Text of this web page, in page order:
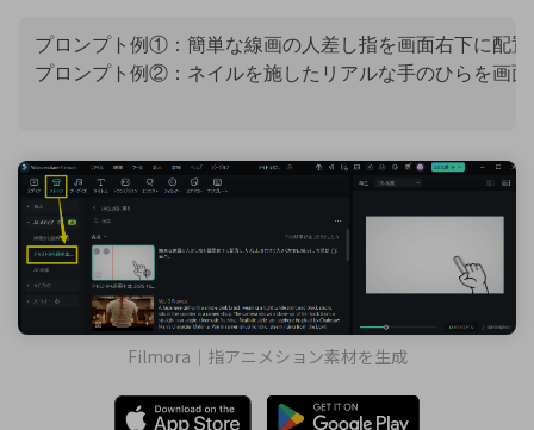
プロンプト例①：簡単な線画の人差し指を画面右下に配
Filmora｜指アニメション素材を生成